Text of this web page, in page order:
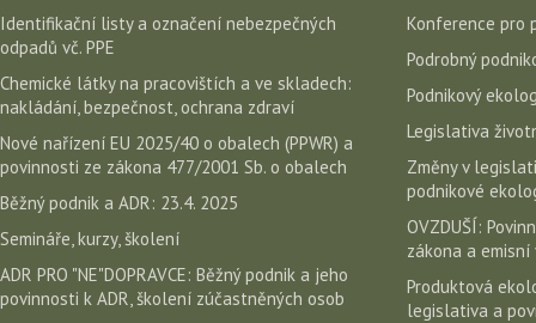
Identifikační listy a označení nebezpečných
odpadů vč. PPE
Chemické látky na pracovištích a ve skladech:
nakládání, bezpečnost, ochrana zdraví
Nové nařízení EU 2025/40 o obalech (PPWR) a
povinnosti ze zákona 477/2001 Sb. o obalech
Běžný podnik a ADR: 23.4. 2025
Semináře, kurzy, školení
ADR PRO "NE"DOPRAVCE: Běžný podnik a jeho
povinnosti k ADR, školení zúčastněných osob
Konference pro
Podrobný
Podnikový
Legislativa
Změny v
podnikové
OVZDUŠÍ:
zákona a emisní
Produktová
legislativa a